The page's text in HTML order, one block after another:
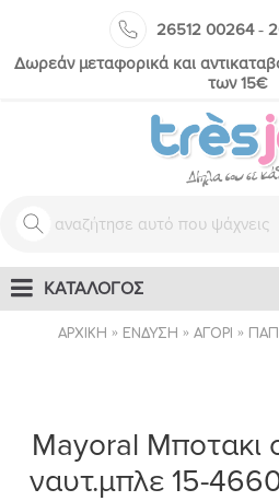
26512 00264-
Δωρεάν μεταφορικά και
των 15€
ΚΑΤΑΛΟΓΟΣ
ΑΡΧΙΚΉ ΈΝΔΥΣΗ ΑΓΌΡΙ
Mayoral Μποτακι
ναυτ.μπλε 15-